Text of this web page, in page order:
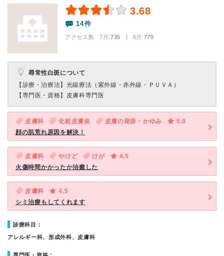
3.68
14件
アクセス数 7月:735 | 6月:770
尋常性白斑について
【診療・治療法】 光線療法（紫外線・赤外線・ＰＵＶＡ）
【専門医・資格】 皮膚科専門医
皮膚科 化粧皮膚炎 皮膚の発疹・かゆみ
5.0
顔の肌荒れ原因を解決！
皮膚科 やけど けが
4.5
火傷時間かかったか治癒した
皮膚科
4.5
シミ治療もしてくれます
診療科目：
アレルギー科、形成外科、皮膚科